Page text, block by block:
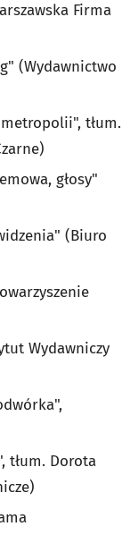
Firma
(Wydawnictwo
tłum.
głosy"
(Biuro
Wydawniczy
tłum. Dorota